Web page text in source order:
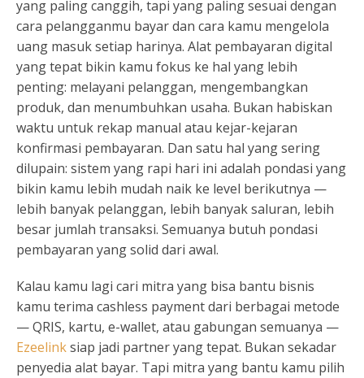
yang paling canggih, tapi yang paling sesuai dengan
cara pelangganmu bayar dan cara kamu mengelola
uang masuk setiap harinya. Alat pembayaran digital
yang tepat bikin kamu fokus ke hal yang lebih
penting: melayani pelanggan, mengembangkan
produk, dan menumbuhkan usaha. Bukan habiskan
waktu untuk rekap manual atau kejar-kejaran
konfirmasi pembayaran. Dan satu hal yang sering
dilupain: sistem yang rapi hari ini adalah pondasi yang
bikin kamu lebih mudah naik ke level berikutnya —
lebih banyak pelanggan, lebih banyak saluran, lebih
besar jumlah transaksi. Semuanya butuh pondasi
pembayaran yang solid dari awal.
Kalau kamu lagi cari mitra yang bisa bantu bisnis
kamu terima cashless payment dari berbagai metode
— QRIS, kartu, e-wallet, atau gabungan semuanya —
Ezeelinksiap jadi partner yang tepat. Bukan sekadar
penyedia alat bayar. Tapi mitra yang bantu kamu pilih